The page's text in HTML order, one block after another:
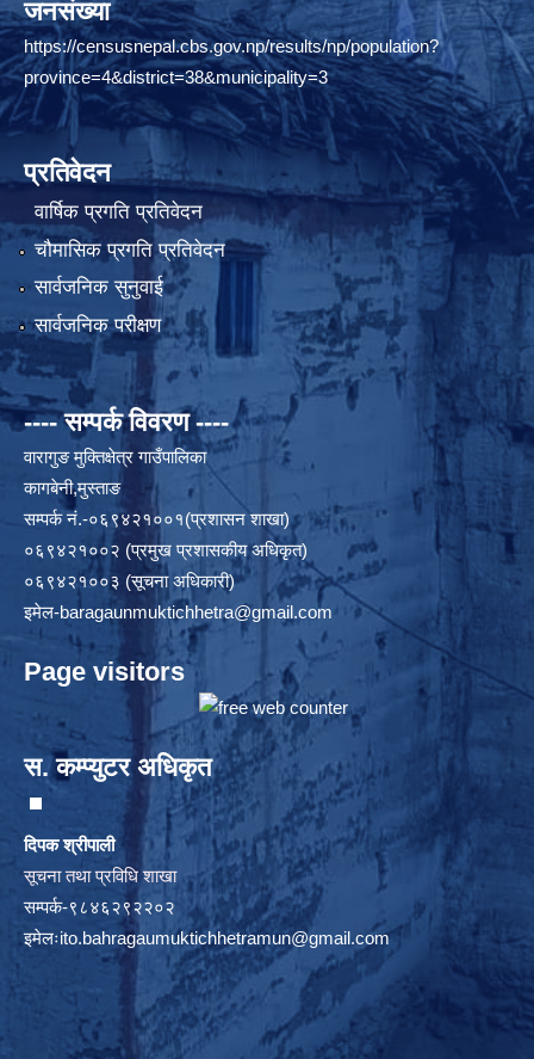
जनसंख्या
https://censusnepal.cbs.gov.np/results/np/population?
province=4&district=38&municipality=3
प्रतिवेदन
वार्षिक प्रगति प्रतिवेदन
चौमासिक प्रगति प्रतिवेदन
सार्वजनिक सुनुवाई
सार्वजनिक परीक्षण
---- सम्पर्क विवरण ----
वारागुङ मुक्तिक्षेत्र गाउँपालिका
कागबेनी,मुस्ताङ
सम्पर्क नं.-०६९४२१००१(प्रशासन शाखा)
०६९४२१००२ (प्रमुख प्रशासकीय अधिकृत)
०६९४२१००३ (सूचना अधिकारी)
इमेल-baragaunmuktichhetra@gmail.com
Page visitors
स. कम्प्युटर अधिकृत
दिपक श्रीपाली
सूचना तथा प्रविधि शाखा
सम्पर्क-९८४६२९२२०२
इमेलःito.bahragaumuktichhetramun@gmail.com